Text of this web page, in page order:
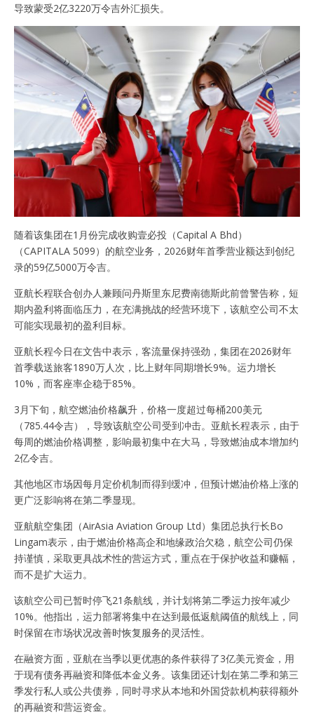
导致蒙受2亿3220万令吉外汇损失。
随着该集团在1月份完成收购壹必投（Capital A Bhd）
（CAPITALA 5099）的航空业务，2026财年首季营业额达到创纪
录的59亿5000万令吉。
亚航长程联合创办人兼顾问丹斯里东尼费南德斯此前曾警告称，短
期内盈利将面临压力，在充满挑战的经营环境下，该航空公司不太
可能实现最初的盈利目标。
亚航长程今日在文告中表示，客流量保持强劲，集团在2026财年
首季载送旅客1890万人次，比上财年同期增长9%。运力增长
10%，而客座率企稳于85%。
3月下旬，航空燃油价格飙升，价格一度超过每桶200美元
（785.44令吉），导致该航空公司受到冲击。亚航长程表示，由于
每周的燃油价格调整，影响最初集中在大马，导致燃油成本增加约
2亿令吉。
其他地区市场因每月定价机制而得到缓冲，但预计燃油价格上涨的
更广泛影响将在第二季显现。
亚航航空集团（AirAsia Aviation Group Ltd）集团总执行长Bo
Lingam表示，由于燃油价格高企和地缘政治欠稳，航空公司仍保
持谨慎，采取更具战术性的营运方式，重点在于保护收益和赚幅，
而不是扩大运力。
该航空公司已暂时停飞21条航线，并计划将第二季运力按年减少
10%。他指出，运力部署将集中在达到最低返航阈值的航线上，同
时保留在市场状况改善时恢复服务的灵活性。
在融资方面，亚航在当季以更优惠的条件获得了3亿美元资金，用
于现有债务再融资和降低本金义务。该集团还计划在第二季和第三
季发行私人或公共债券，同时寻求从本地和外国贷款机构获得额外
的再融资和营运资金。